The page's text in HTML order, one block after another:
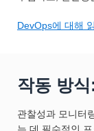
DevOps에 대해
작동 방
관찰성과 모니터